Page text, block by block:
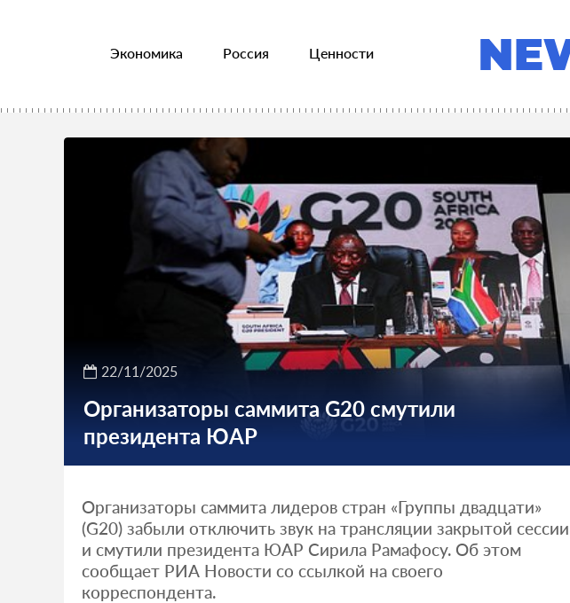
Экономика Россия Ценности
22/11/2025
Организаторы саммита G20 смутили
президента ЮАР
Организаторы саммита лидеров стран «Группы двадцати»
(G20) забыли отключить звук на трансляции закрытой сессии
и смутили президента ЮАР Сирила Рамафосу. Об этом
сообщает РИА Новости со ссылкой на своего
корреспондента.